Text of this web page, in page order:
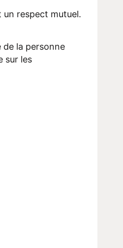
un respect mutuel.
de la personne
sur les